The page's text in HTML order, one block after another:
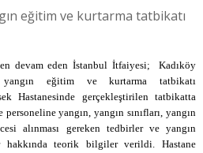
eğitim ve kurtarma tatbikatı
devam eden İstanbul İtfaiyesi;Kadıköy
eğitim ve kurtarma tatbikatı
Hastanesinde gerçekleştirilen tatbikatta
yangın, yangın sınıfları, yangın
alınması gereken tedbirler ve yangın
hakkında teorik bilgiler verildi. Hastane